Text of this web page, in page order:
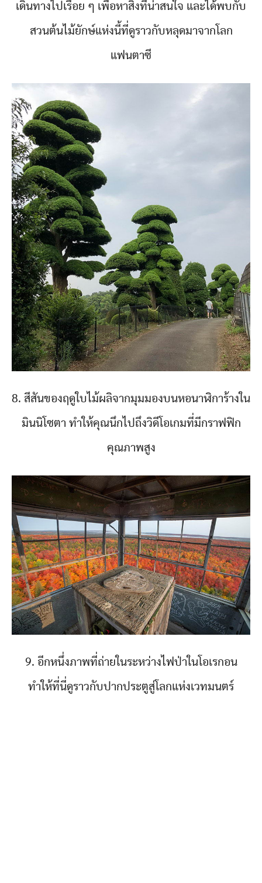
เดินทางไปเรื่อย ๆ เพื่อหาสิ่งที่น่าสนใจ และได้พบกับ
สวนต้นไม้ยักษ์แห่งนี้ที่ดูราวกับหลุดมาจากโลก
แฟนตาซี
8. สีสันของฤดูใบไม้ผลิจากมุมมองบนหอนาฬิการ้างใน
มินนิโซตา ทำให้คุณนึกไปถึงวิดีโอเกมที่มีกราฟฟิก
คุณภาพสูง
9. อีกหนึ่งภาพที่ถ่ายในระหว่างไฟป่าในโอเรกอน
ทำให้ที่นี่ดูราวกับปากประตูสู่โลกแห่งเวทมนตร์